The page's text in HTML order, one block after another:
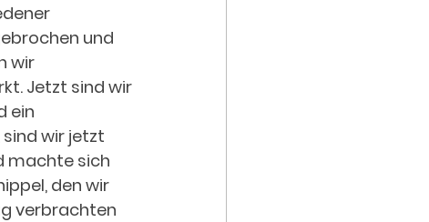
und
wir
Jetzt sind wir
ein
wir jetzt
machte sich
den wir
verbrachten